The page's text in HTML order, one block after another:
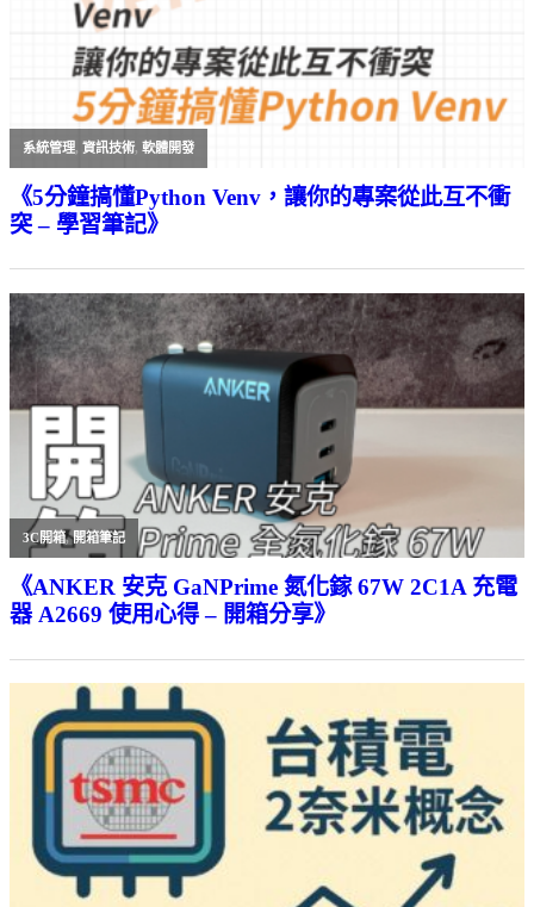
系統管理,資訊技術,軟體開發
《5分鐘搞懂Python Venv，讓你的專案從此互不衝
突 – 學習筆記》
3C開箱,開箱筆記
《ANKER 安克 GaNPrime 氮化鎵 67W 2C1A 充電
器 A2669 使用心得 – 開箱分享》